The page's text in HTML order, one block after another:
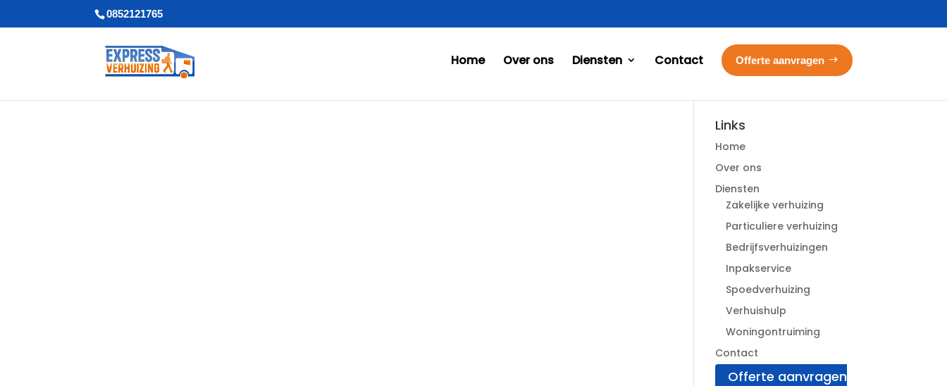
0852121765
Home Over ons Diensten Contact Offerte aanvragen
Links
Home
Over ons
Diensten
Zakelijke verhuizing
Particuliere verhuizing
Bedrijfsverhuizingen
Inpakservice
Spoedverhuizing
Verhuishulp
Woningontruiming
Contact
Offerte aanvragen